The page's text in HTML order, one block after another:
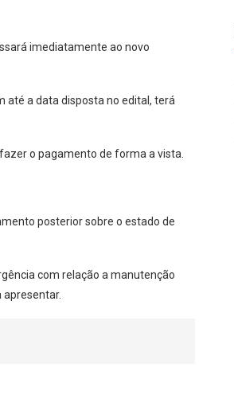
imediatamente ao novo
até a data disposta no edital, terá
o pagamento de forma a vista.
posterior sobre o estado de
com relação a manutenção
apresentar.